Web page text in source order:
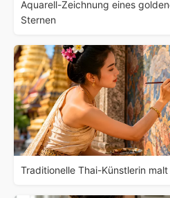
Aquarell-Zeichnung eines
Sternen
Traditionelle Thai-Künstlerin